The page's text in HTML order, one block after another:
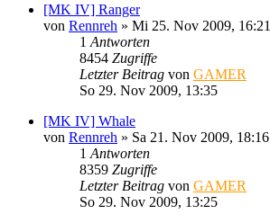
[MK IV] Ranger
von Rennreh » Mi 25. Nov 2009, 16:21
1 Antworten
8454 Zugriffe
Letzter Beitrag von GAMER
So 29. Nov 2009, 13:35
[MK IV] Whale
von Rennreh » Sa 21. Nov 2009, 18:16
1 Antworten
8359 Zugriffe
Letzter Beitrag von GAMER
So 29. Nov 2009, 13:25